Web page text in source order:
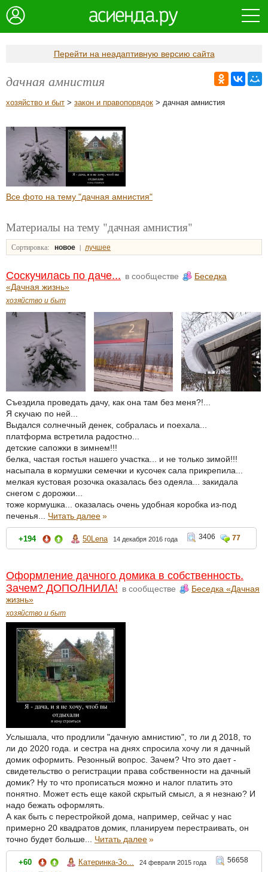
Перейти на неадаптивную версию сайта
дачная амнистия
хозяйство и быт > закон и правопорядок > дачная амнистия
Все фото на тему "дачная амнистия"
Материалы на тему "дачная амнистия"
Сортировка: новое | лучшее
Соскучилась по даче... в сообществе
Беседка
«Дачная жизнь»
хозяйство и быт
Съездила проведать дачу, как она там без меня?!...
Я скучаю по ней...
Выдался солнечный денек, собралась и поехала...
платформа встретила радостно...
детские сапожки в зимнем!!!
белка, частая гостья нашего участка... и не только зимой!!!
насыпала в кормушки семечки и кусочек сала прикрепила...
мелкая кустовая розочка оказалась без одеяла... закидала
снегом с дорожки...
тоже кормушка... оказалась очень удобная коробка из-под
печенья... Читать далее»
+194 50Lena 14 декабря 2016 года 3406 77
Оформление дачного домика в собственность.
Зачем? ДОПОЛНИЛА! в сообществе
Беседка «Дачная
жизнь»
хозяйство и быт
Услышала, что продлили "дачную амнистию", то ли д 2018, то
ли до 2020 года. и сестра на днях спросила хочу ли я дачный
домик оформить. Резонный вопрос. Зачем? Что это дает -
свидетельство о регистрации права собственности на дачный
домик? Ну то что прописаться можно и налог платить это
понятно. Может есть еще какой скрытый смысл, а я незнаю? И
надо бежать оформлять.
А как быть с перестройкой дома, например, сейчас у нас
примерно 20 квадратов домик, планируем перестраивать, он
точно будет больше... Читать далее»
+60 Катеринка-Зо... 24 февраля 2015 года
56658